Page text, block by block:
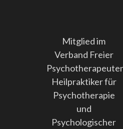
Mitglied im
Verband Freier
Heilpraktiker für
Psychotherapie
und
Psychologischer